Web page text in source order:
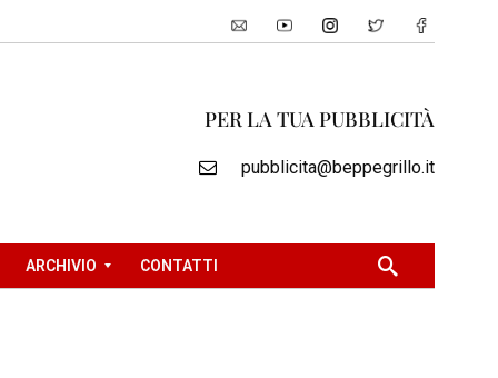
PER LA TUA PUBBLICITÀ
pubblicita@beppegrillo.it
ARCHIVIO CONTATTI